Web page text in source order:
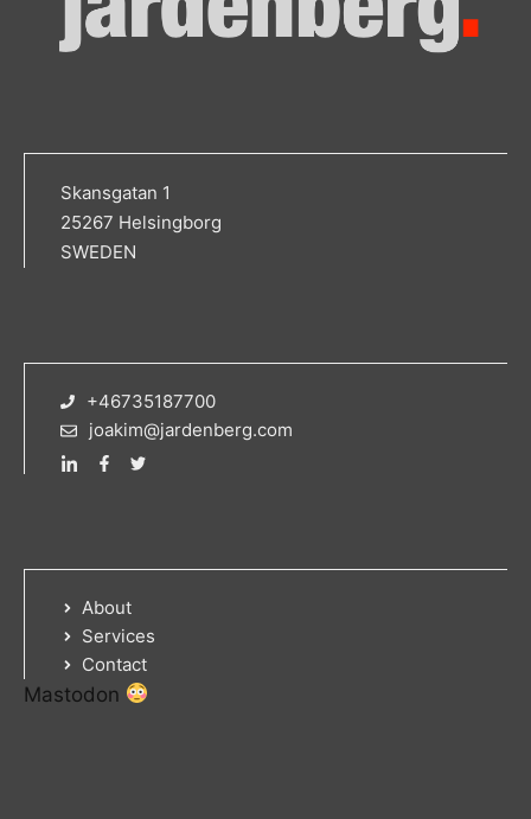
Skansgatan 1
25267 Helsingborg
SWEDEN
+46735187700
joakim@jardenberg.com
About
Services
Contact
Mastodon